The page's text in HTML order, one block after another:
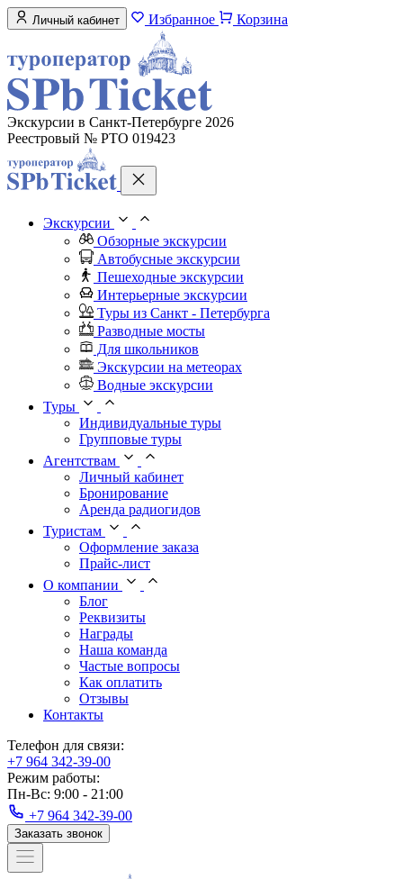
Личный кабинет Избранное Корзина
Экскурсии в Санкт-Петербурге 2026
Реестровый № РТО 019423
Экскурсии
Обзорные экскурсии
Автобусные экскурсии
Пешеходные экскурсии
Интерьерные экскурсии
Туры из Санкт - Петербурга
Разводные мосты
Для школьников
Экскурсии на метеорах
Водные экскурсии
Туры
Индивидуальные туры
Групповые туры
Агентствам
Личный кабинет
Бронирование
Аренда радиогидов
Туристам
Оформление заказа
Прайс-лист
О компании
Блог
Реквизиты
Награды
Наша команда
Частые вопросы
Как оплатить
Отзывы
Контакты
Телефон для связи:
+7 964 342-39-00
Режим работы:
Пн-Вс: 9:00 - 21:00
+7 964 342-39-00
Заказать звонок